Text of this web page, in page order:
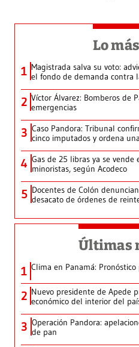
Lo
1 Magistrada salva su voto:
el fondo de demanda contra
2 Víctor Álvarez: Bomberos de
emergencias
3 Caso Pandora: Tribunal
cinco imputados y ordena
4 Gas de 25 libras ya se vende
minoristas, según Acodeco
5 Docentes de Colón
desacato de órdenes de
Últimas
1 Clima en Panamá:
2 Nuevo presidente de Apede
económico del interior del
3 Operación Pandora:
de pan